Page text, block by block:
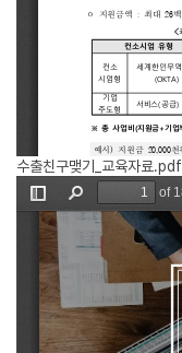
수출친구맺기_교육자료.pdf